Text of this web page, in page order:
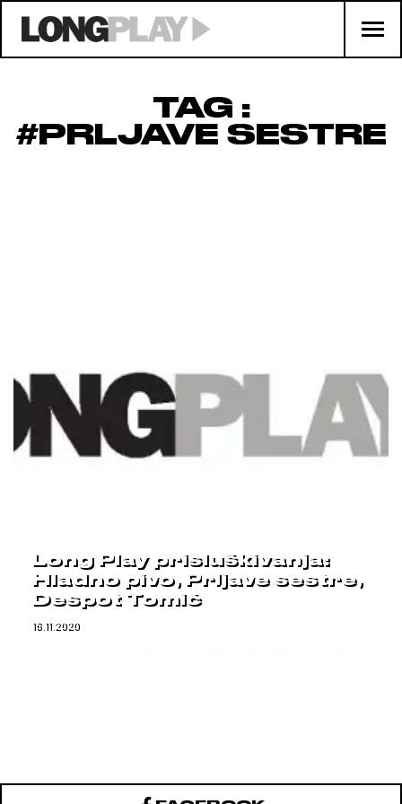
TAG :
#PRLJAVE SESTRE
Long Play prisluškivanja:
Hladno pivo, Prljave sestre,
Despot Tomić
16.11.2020